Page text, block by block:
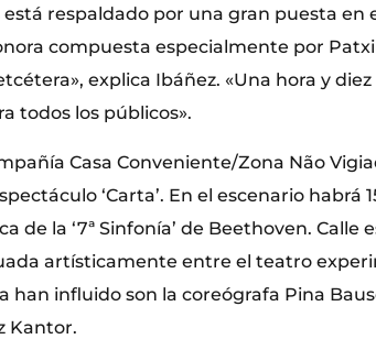
respaldado por una gran puesta en
compuesta especialmente por Patxi
explica Ibáñez. «Una hora y
todos los públicos».
Casa Conveniente/Zona Não
‘Carta’. En el escenario habrá
de la ‘7ª Sinfonía’ de Beethoven. Calle
artísticamente entre el teatro
han influido son la coreógrafa Pina
Kantor.